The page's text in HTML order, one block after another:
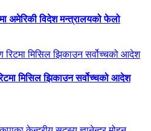
अमेरिकी विदेश मन्त्रालयको फेलो
मिसिल झिकाउन सर्वोच्चको आदेश